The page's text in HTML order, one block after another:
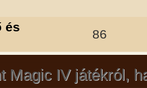
és
86
Magic IV játékról,